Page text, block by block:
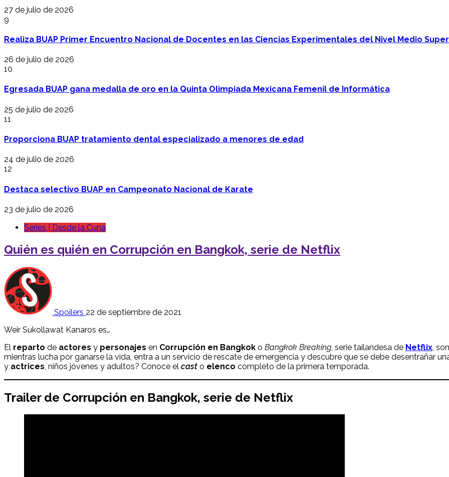
27 de julio de 2026
9
Realiza BUAP Primer Encuentro Nacional de Docentes en las Ciencias Experimentales del Nivel Medio
26 de julio de 2026
10
Egresada BUAP gana medalla de oro en la Quinta Olimpiada Mexicana Femenil de Informática
25 de julio de 2026
11
Proporciona BUAP tratamiento dental especializado a menores de edad
24 de julio de 2026
12
Destaca selectivo BUAP en Campeonato Nacional de Karate
23 de julio de 2026
Series | Desde la Cuna
Quién es quién en Corrupción en Bangkok, serie de Netflix
Spoilers 22 de septiembre de 2021
Weir Sukollawat Kanaros es…
El reparto de actores y personajes en Corrupción en Bangkok o Bangkok Breaking , serie tailandesa de Netflix ,
mientras lucha por ganarse la vida, entra a un servicio de rescate de emergencia y descubre que se debe desentrañar
y actrices , niños jóvenes y adultos? Conoce el cast o elenco completo de la primera temporada.
Trailer de Corrupción en Bangkok, serie de Netflix